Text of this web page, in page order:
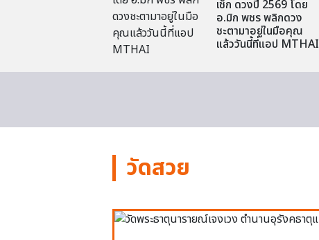
เช็ก ดวงปี 2569 โดย
อ.มิก พชร พลิกดวง
ชะตามาอยู่ในมือคุณ
แล้ววันนี้ที่แอป MTHAI
วัดสวย